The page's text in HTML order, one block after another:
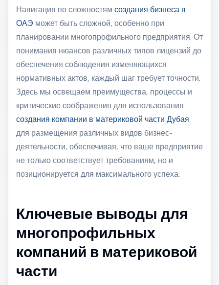
Навигация по сложностямсоздания бизнеса в
ОАЭ может быть сложной, особенно при
планировании многопрофильного предприятия. От
понимания нюансов различных типов лицензий до
обеспечения соблюдения изменяющихся
нормативных актов, каждый шаг требует точности.
Здесь мы освещаем преимущества, процессы и
критические соображения для использования
создания компании в материковой части Дубая
для размещения различных видов бизнес-
деятельности, обеспечивая, что ваше предприятие
не только соответствует требованиям, но и
позиционируется для максимального успеха.
Ключевые выводы для
многопрофильных
компаний в материковой
части